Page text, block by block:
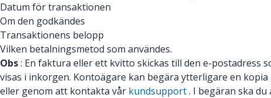
Datum för transaktionen
Om den godkändes
Transaktionens belopp
Vilken betalningsmetod som användes.
Obs: En faktura eller ett kvitto skickas till den e-postadress
visas i inkorgen. Kontoägare kan begära ytterligare en
eller genom att kontakta vår kundsupport. I begäran ska